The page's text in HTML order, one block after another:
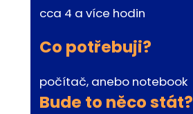
cca 4 a více hodin
Co potřebuji?
počítač, anebo notebook
Bude to něco stát?